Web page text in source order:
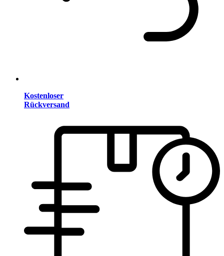
Kostenloser
Rückversand